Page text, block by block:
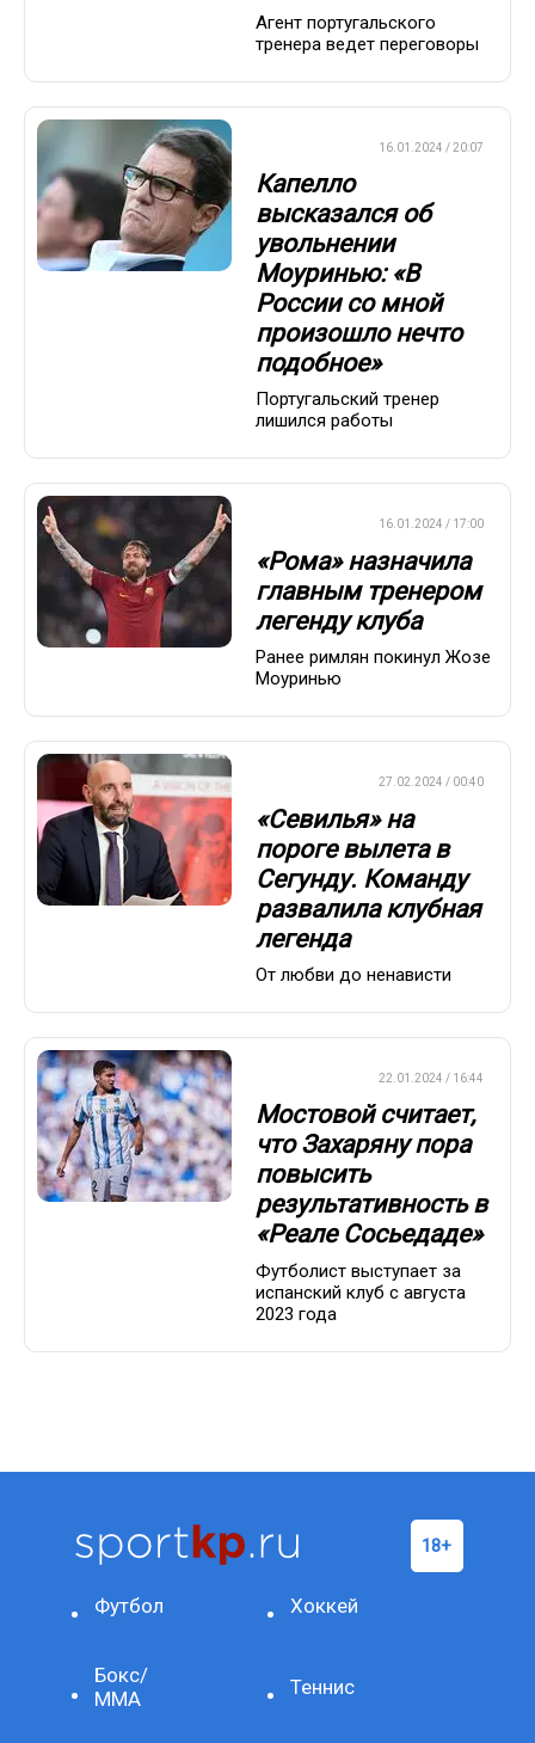
Агент португальского
тренера ведет переговоры
16.01.2024 / 20:07
Капелло
высказался об
увольнении
Моуринью: «В
России со мной
произошло нечто
подобное»
Португальский тренер
лишился работы
16.01.2024 / 17:00
«Рома» назначила
главным тренером
легенду клуба
Ранее римлян покинул Жозе
Моуринью
27.02.2024 / 00:40
«Севилья» на
пороге вылета в
Сегунду. Команду
развалила клубная
легенда
От любви до ненависти
22.01.2024 / 16:44
Мостовой считает,
что Захаряну пора
повысить
результативность в
«Реале Сосьедаде»
Футболист выступает за
испанский клуб с августа
2023 года
Футбол Хоккей
Бокс/
ММА
Теннис